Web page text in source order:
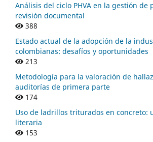
Análisis del ciclo PHVA en la gestión de
revisión documental
388
Estado actual de la adopción de la
colombianas: desafíos y oportunidades
213
Metodología para la valoración de
auditorías de primera parte
174
Uso de ladrillos triturados en concreto:
literaria
153